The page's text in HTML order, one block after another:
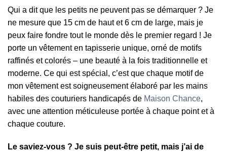
Qui a dit que les petits ne peuvent pas se démarquer ? Je
ne mesure que 15 cm de haut et 6 cm de large, mais je
peux faire fondre tout le monde dès le premier regard ! Je
porte un vêtement en tapisserie unique, orné de motifs
raffinés et colorés – une beauté à la fois traditionnelle et
moderne. Ce qui est spécial, c’est que chaque motif de
mon vêtement est soigneusement élaboré par les mains
habiles des couturiers handicapés de Maison Chance,
avec une attention méticuleuse portée à chaque point et à
chaque couture.
Le saviez-vous ? Je suis peut-être petit, mais j’ai de